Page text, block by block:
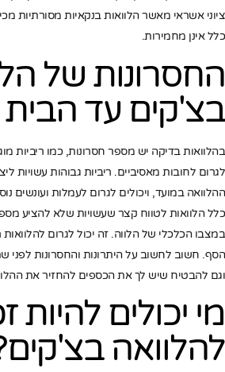
ציוני אשראי מאשר הלוואות בנקאיות מסורתיות
כלל אינן מחמירות.
החסרונות של
בצ'קים עד הבית
בהלוואות בדיקה יש מספר חסרונות, כמו ריביות
לגרום לחובות מאסיביים. ריביות גבוהות עשויות
ההלוואה במועד, ויכולים לגרום לעמלות ועונשים
כלל הלוואות לטווח קצר שעשויות שלא להציע
במצבו הכלכלי של הלווה. זה יכול לגרום
הסף. חשוב לחשוב על היתרונות והחסרונות לפני
וגם להבטיח שיש לך את הכספים להחזיר את
מי יכולים להיות
להלוואה